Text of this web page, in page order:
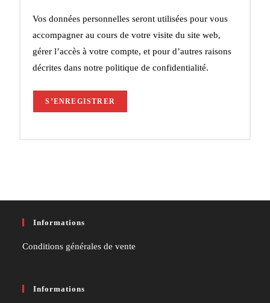
Vos données personnelles seront utilisées pour vous
accompagner au cours de votre visite du site web,
gérer l’accès à votre compte, et pour d’autres raisons
décrites dans notrepolitique de confidentialité.
S’ENREGISTRER
Informations
Conditions générales de vente
Informations